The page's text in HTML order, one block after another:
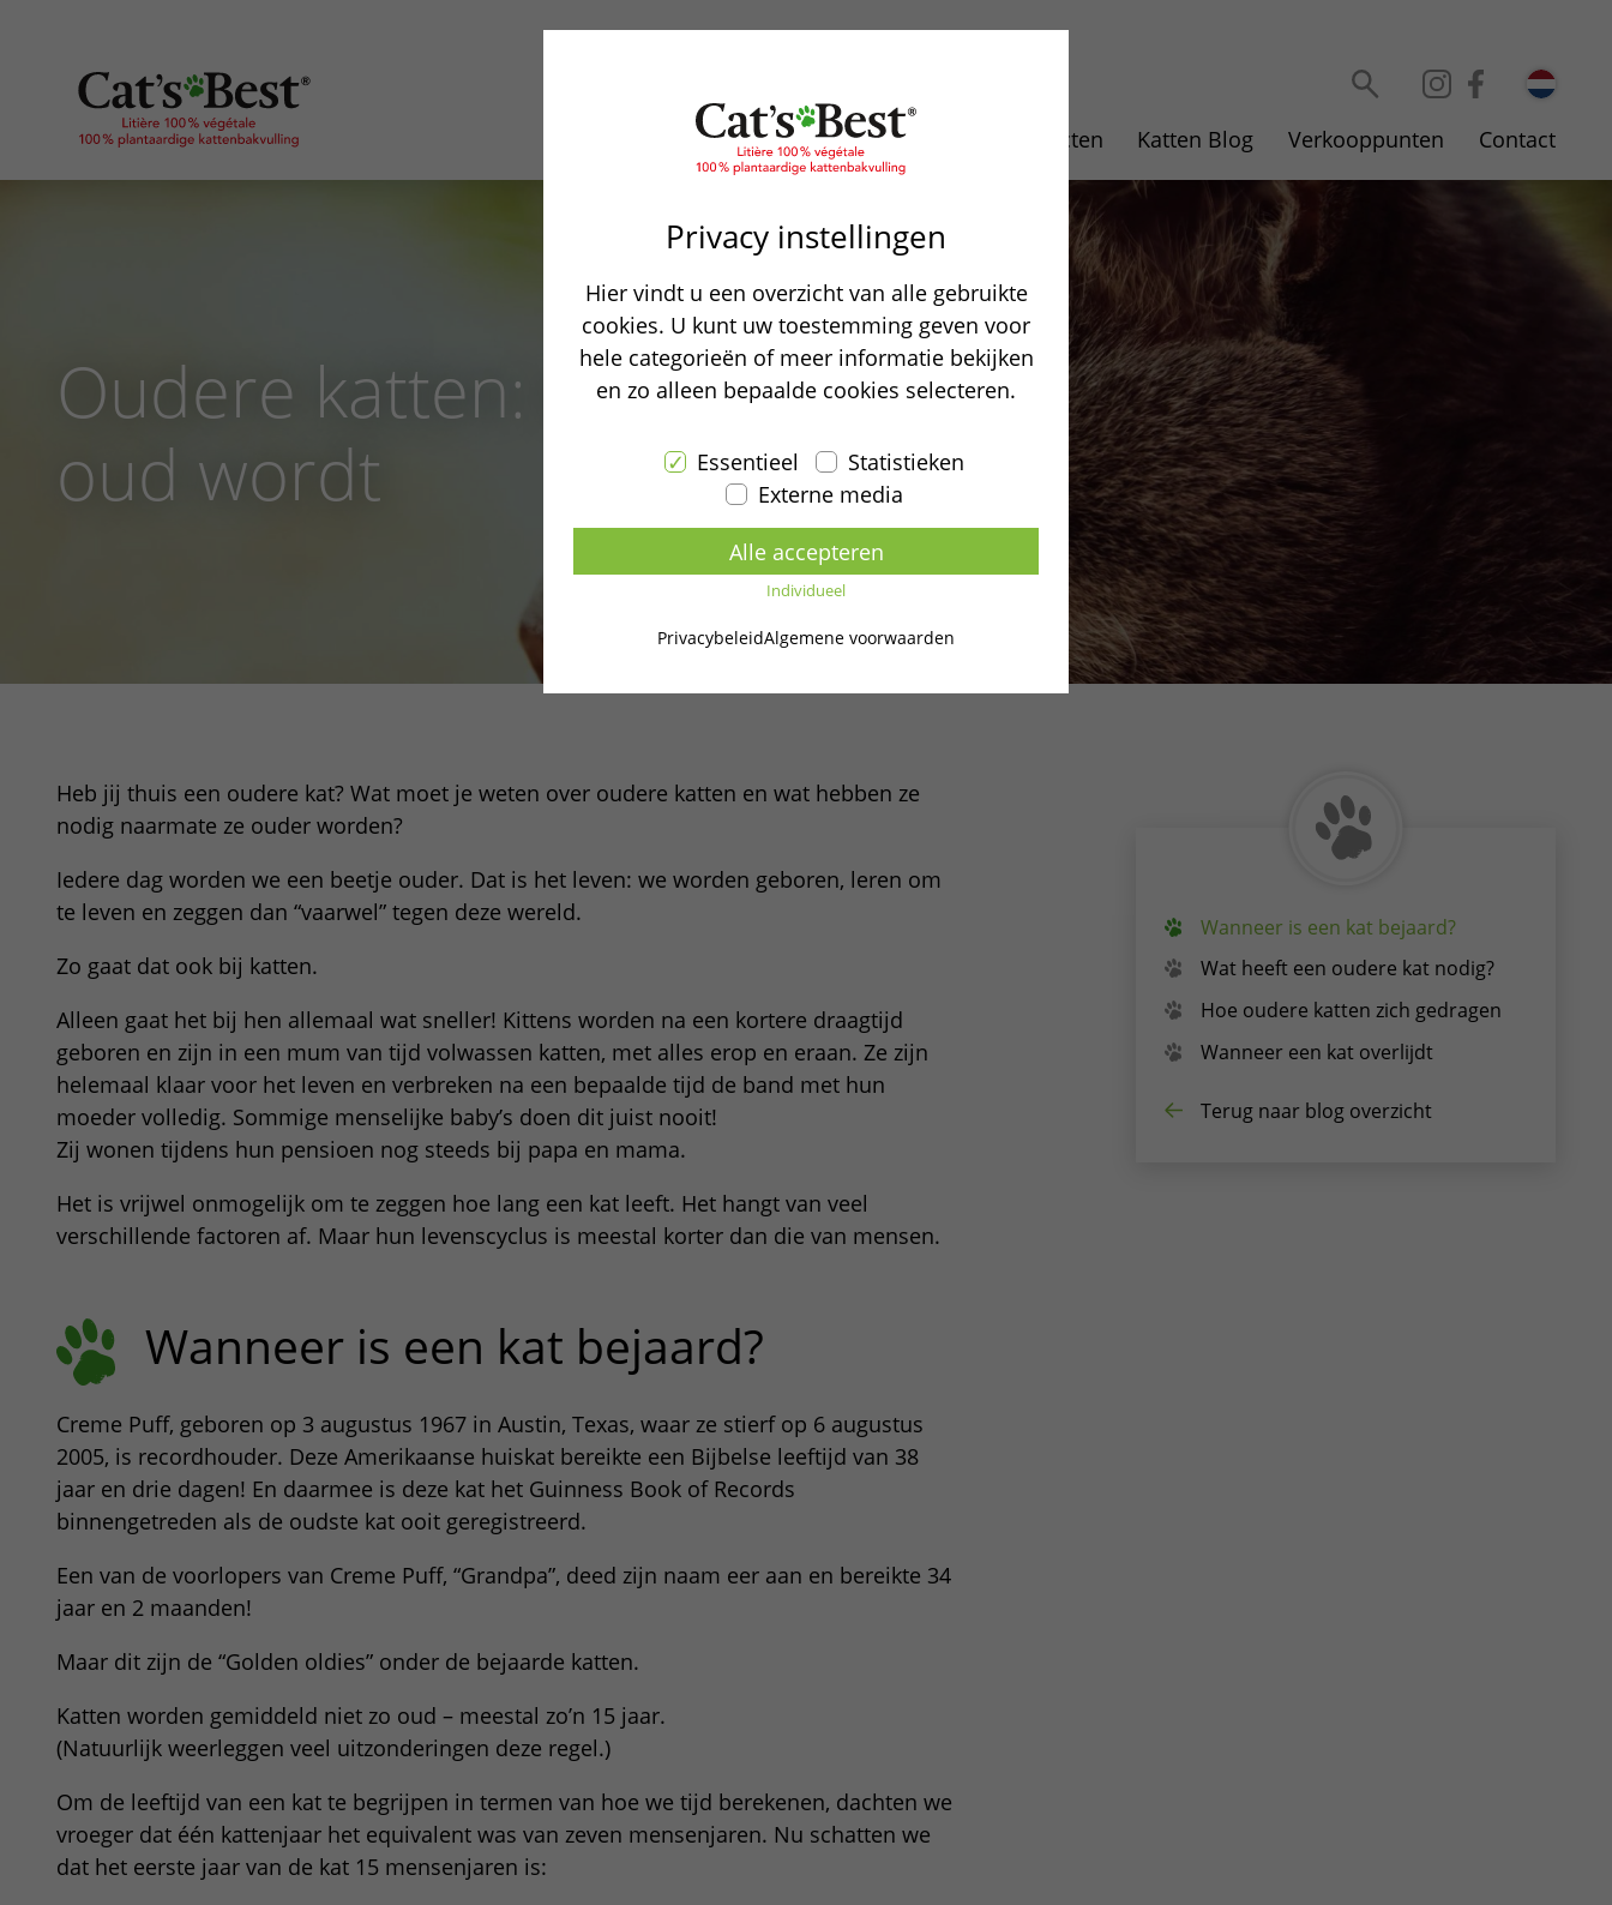
Waarom Cat’s Best Onze producten Katten Blog Verkooppunten Contact
Oudere katten: wanneer een kat
oud wordt
Heb jij thuis een oudere kat? Wat moet je weten over oudere katten en wat hebben ze
nodig naarmate ze ouder worden?
Iedere dag worden we een beetje ouder. Dat is het leven: we worden geboren, leren om
te leven en zeggen dan “vaarwel” tegen deze wereld.
Zo gaat dat ook bij katten.
Alleen gaat het bij hen allemaal wat sneller! Kittens worden na een kortere draagtijd
geboren en zijn in een mum van tijd volwassen katten, met alles erop en eraan. Ze zijn
helemaal klaar voor het leven en verbreken na een bepaalde tijd de band met hun
moeder volledig. Sommige menselijke baby’s doen dit juist nooit!
Zij wonen tijdens hun pensioen nog steeds bij papa en mama.
Het is vrijwel onmogelijk om te zeggen hoe lang een kat leeft. Het hangt van veel
verschillende factoren af. Maar hun levenscyclus is meestal korter dan die van mensen.
Wanneer is een kat bejaard?
Creme Puff, geboren op 3 augustus 1967 in Austin, Texas, waar ze stierf op 6 augustus
2005, is recordhouder. Deze Amerikaanse huiskat bereikte een Bijbelse leeftijd van 38
jaar en drie dagen! En daarmee is deze kat het Guinness Book of Records
binnengetreden als de oudste kat ooit geregistreerd.
Een van de voorlopers van Creme Puff, “Grandpa”, deed zijn naam eer aan en bereikte 34
jaar en 2 maanden!
Maar dit zijn de “Golden oldies” onder de bejaarde katten.
Katten worden gemiddeld niet zo oud – meestal zo’n 15 jaar.
(Natuurlijk weerleggen veel uitzonderingen deze regel.)
Om de leeftijd van een kat te begrijpen in termen van hoe we tijd berekenen, dachten we
vroeger dat één kattenjaar het equivalent was van zeven mensenjaren. Nu schatten we
dat het eerste jaar van de kat 15 mensenjaren is:
Wanneer is een kat bejaard?
Wat heeft een oudere kat nodig?
Hoe oudere katten zich gedragen
Wanneer een kat overlijdt
Terug naar blog overzicht
Privacy instellingen
Hier vindt u een overzicht van alle gebruikte
cookies. U kunt uw toestemming geven voor
hele categorieën of meer informatie bekijken
en zo alleen bepaalde cookies selecteren.
Essentieel
Statistieken
Externe media
Alle accepteren
Individueel
PrivacybeleidAlgemene voorwaarden